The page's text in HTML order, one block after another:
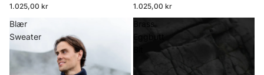
1.025,00 kr 1.025,00 kr
Blær
Sweater
Brass
Eggbutt